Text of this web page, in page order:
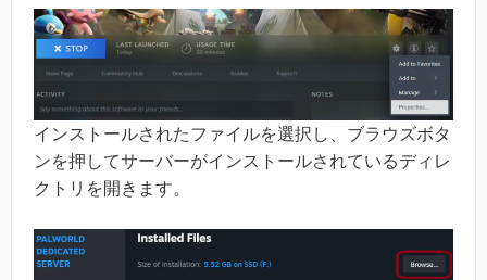
インストールされたファイルを選択し、ブラウズボタ
ンを押してサーバーがインストールされているディレ
クトリを開きます。